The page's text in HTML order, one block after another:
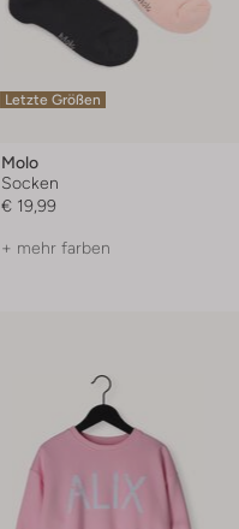
Letzte Größen
Molo
Socken
€ 19,99
+ mehr farben